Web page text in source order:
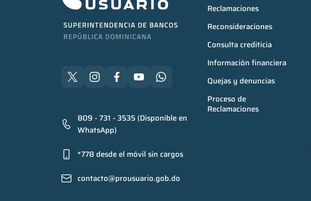
809 - 731 - 3535 (Disponible en
WhatsApp)
*778 desde el móvil sin cargos
contacto@prousuario.gob.do
Reclamaciones
Reconsideraciones
Consulta crediticia
Información financiera
Quejas y denuncias
Proceso de
Reclamaciones